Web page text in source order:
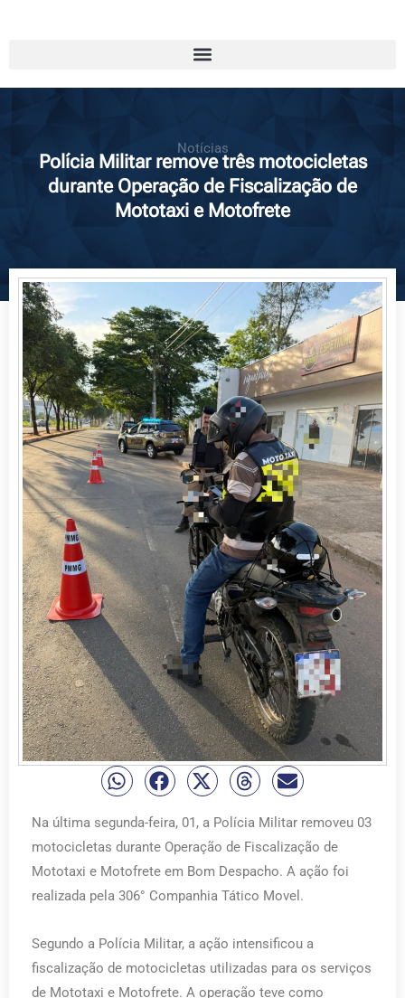
Notícias
Polícia Militar remove três motocicletas
durante Operação de Fiscalização de
Mototaxi e Motofrete
Na última segunda-feira, 01, a Polícia Militar removeu 03
motocicletas durante Operação de Fiscalização de
Mototaxi e Motofrete em Bom Despacho. A ação foi
realizada pela 306° Companhia Tático Movel.
Segundo a Polícia Militar, a ação intensificou a
fiscalização de motocicletas utilizadas para os serviços
de Mototaxi e Motofrete. A operação teve como